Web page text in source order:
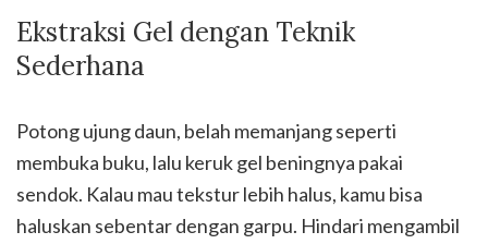
Ekstraksi Gel dengan Teknik
Sederhana
Potong ujung daun, belah memanjang seperti
membuka buku, lalu keruk gel beningnya pakai
sendok. Kalau mau tekstur lebih halus, kamu bisa
haluskan sebentar dengan garpu. Hindari mengambil